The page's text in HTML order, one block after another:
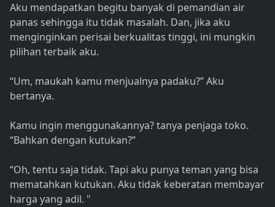
Aku mendapatkan begitu banyak di pemandian air
panas sehingga itu tidak masalah. Dan, jika aku
menginginkan perisai berkualitas tinggi, ini mungkin
pilihan terbaik aku.
“Um, maukah kamu menjualnya padaku?” Aku
bertanya.
Kamu ingin menggunakannya? tanya penjaga toko.
“Bahkan dengan kutukan?”
“Oh, tentu saja tidak. Tapi aku punya teman yang bisa
mematahkan kutukan. Aku tidak keberatan membayar
harga yang adil. "